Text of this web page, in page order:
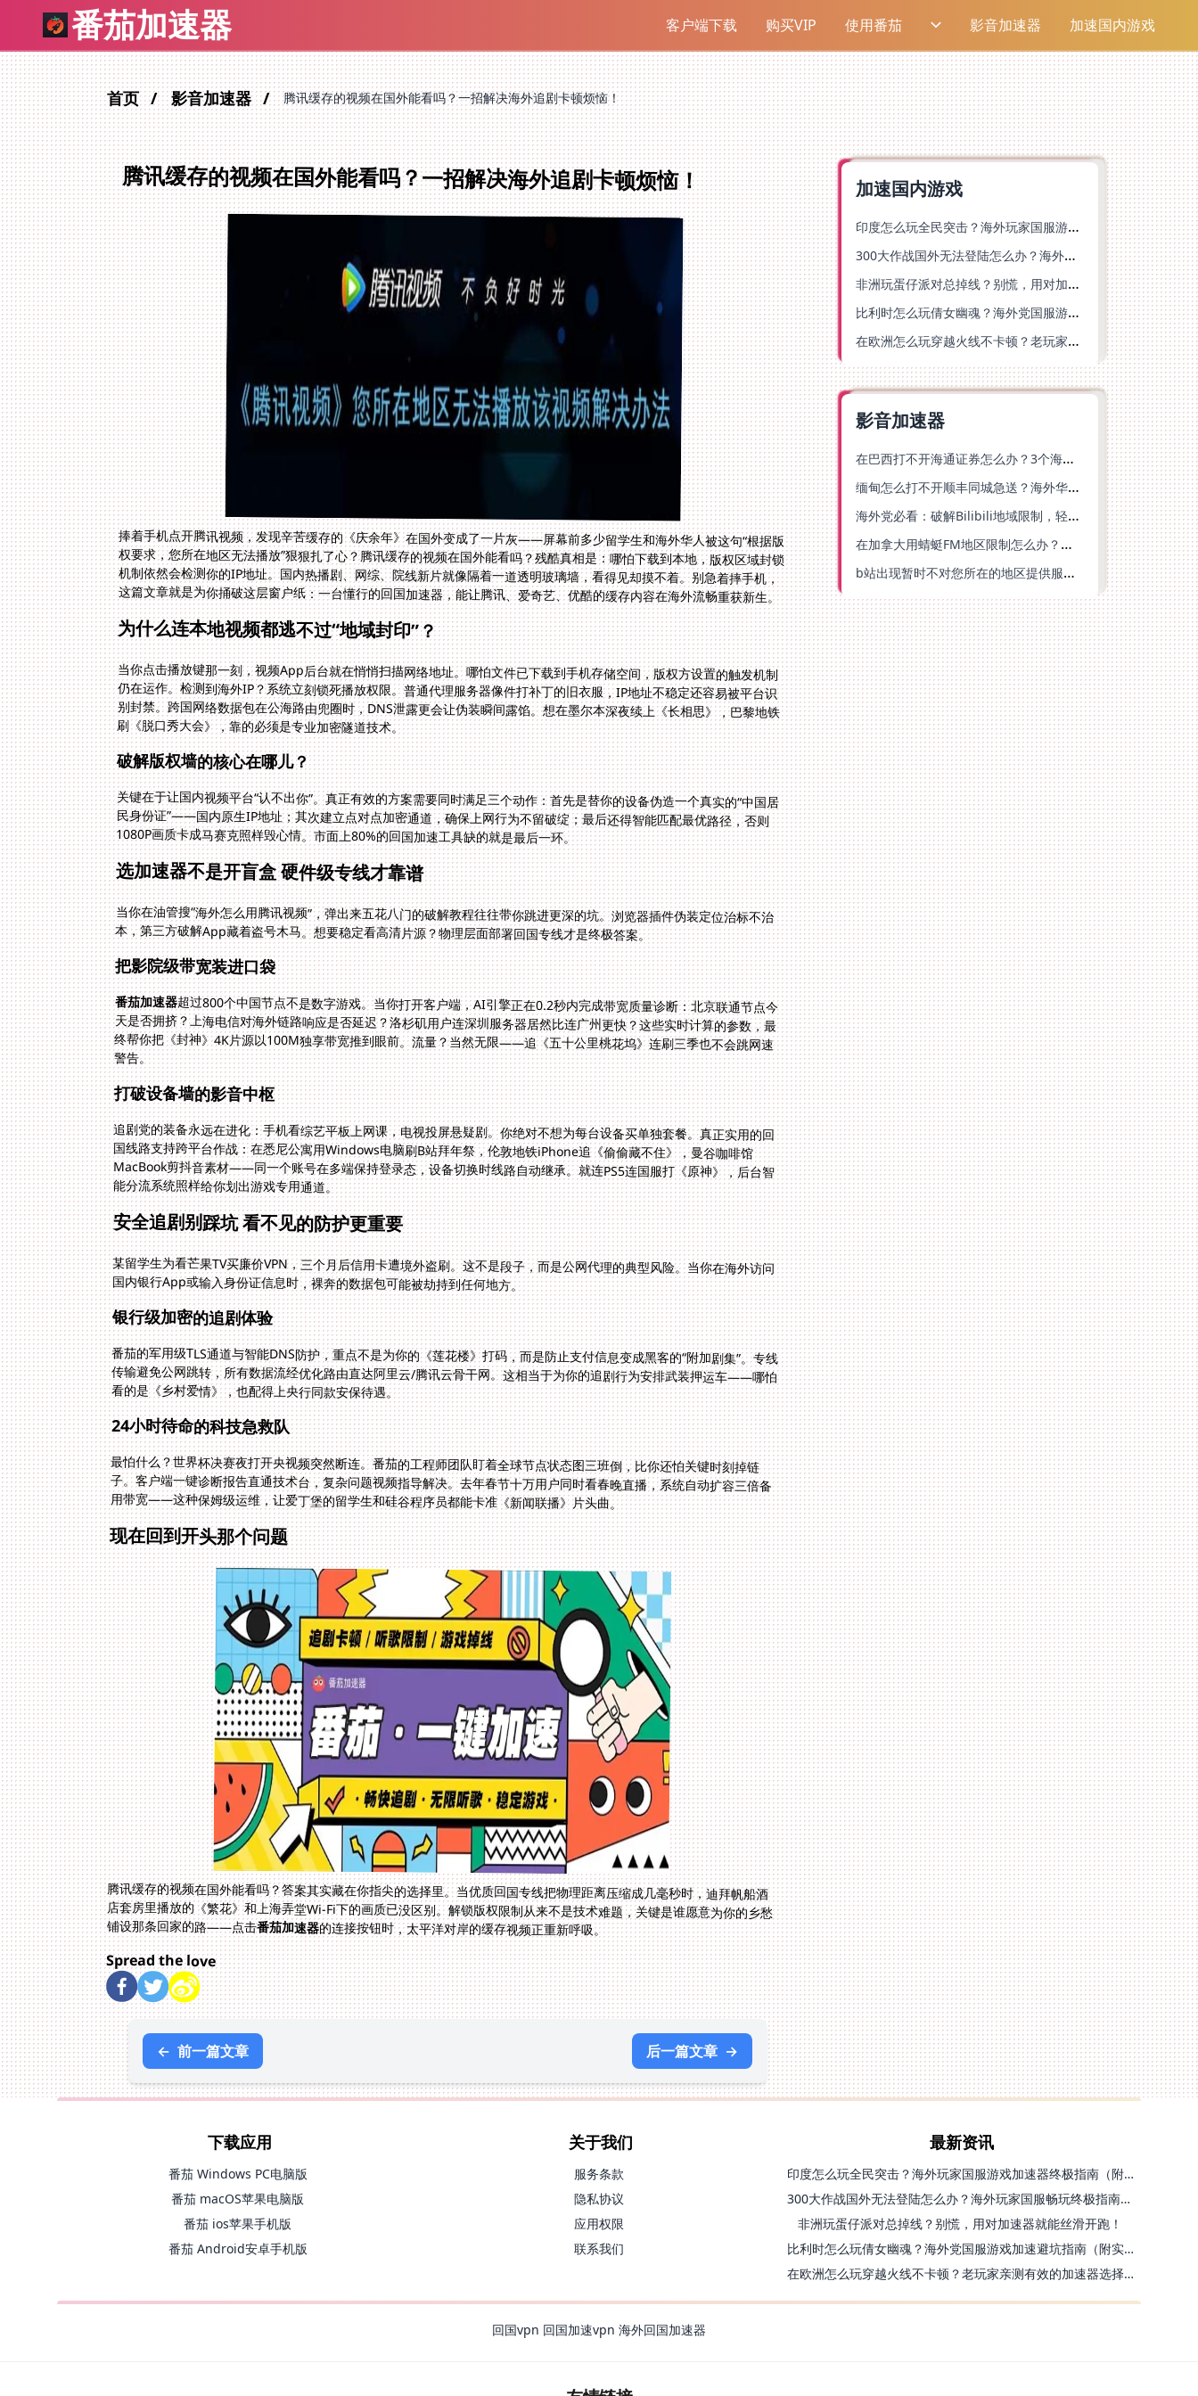
番茄加速器 客户端下载 购买VIP 使用番茄 影音加速器 加速国内游戏
首页 影音加速器 腾讯缓存的视频在国外能看吗？一招解决海外追剧卡顿烦恼！
腾讯缓存的视频在国外能看吗？一招解决海外追剧卡顿烦恼！
捧着手机点开腾讯视频，发现辛苦缓存的《庆余年》在国外变成了一片灰——屏幕前多少留学生和海外华人被这句“根据版
权要求，您所在地区无法播放”狠狠扎了心？腾讯缓存的视频在国外能看吗？残酷真相是：哪怕下载到本地，版权区域封锁
机制依然会检测你的IP地址。国内热播剧、网综、院线新片就像隔着一道透明玻璃墙，看得见却摸不着。别急着摔手机，
这篇文章就是为你捅破这层窗户纸：一台懂行的回国加速器，能让腾讯、爱奇艺、优酷的缓存内容在海外流畅重获新生。
为什么连本地视频都逃不过“地域封印”？
当你点击播放键那一刻，视频App后台就在悄悄扫描网络地址。哪怕文件已下载到手机存储空间，版权方设置的触发机制
仍在运作。检测到海外IP？系统立刻锁死播放权限。普通代理服务器像件打补丁的旧衣服，IP地址不稳定还容易被平台识
别封禁。跨国网络数据包在公海路由兜圈时，DNS泄露更会让伪装瞬间露馅。想在墨尔本深夜续上《长相思》，巴黎地铁
刷《脱口秀大会》，靠的必须是专业加密隧道技术。
破解版权墙的核心在哪儿？
关键在于让国内视频平台“认不出你”。真正有效的方案需要同时满足三个动作：首先是替你的设备伪造一个真实的“中国居
民身份证”——国内原生IP地址；其次建立点对点加密通道，确保上网行为不留破绽；最后还得智能匹配最优路径，否则
1080P画质卡成马赛克照样毁心情。市面上80%的回国加速工具缺的就是最后一环。
选加速器不是开盲盒 硬件级专线才靠谱
当你在油管搜“海外怎么用腾讯视频”，弹出来五花八门的破解教程往往带你跳进更深的坑。浏览器插件伪装定位治标不治
本，第三方破解App藏着盗号木马。想要稳定看高清片源？物理层面部署回国专线才是终极答案。
把影院级带宽装进口袋
番茄加速器超过800个中国节点不是数字游戏。当你打开客户端，AI引擎正在0.2秒内完成带宽质量诊断：北京联通节点今
天是否拥挤？上海电信对海外链路响应是否延迟？洛杉矶用户连深圳服务器居然比连广州更快？这些实时计算的参数，最
终帮你把《封神》4K片源以100M独享带宽推到眼前。流量？当然无限——追《五十公里桃花坞》连刷三季也不会跳网速
警告。
打破设备墙的影音中枢
追剧党的装备永远在进化：手机看综艺平板上网课，电视投屏悬疑剧。你绝对不想为每台设备买单独套餐。真正实用的回
国线路支持跨平台作战：在悉尼公寓用Windows电脑刷B站拜年祭，伦敦地铁iPhone追《偷偷藏不住》，曼谷咖啡馆
MacBook剪抖音素材——同一个账号在多端保持登录态，设备切换时线路自动继承。就连PS5连国服打《原神》，后台智
能分流系统照样给你划出游戏专用通道。
安全追剧别踩坑 看不见的防护更重要
某留学生为看芒果TV买廉价VPN，三个月后信用卡遭境外盗刷。这不是段子，而是公网代理的典型风险。当你在海外访问
国内银行App或输入身份证信息时，裸奔的数据包可能被劫持到任何地方。
银行级加密的追剧体验
番茄的军用级TLS通道与智能DNS防护，重点不是为你的《莲花楼》打码，而是防止支付信息变成黑客的“附加剧集”。专线
传输避免公网跳转，所有数据流经优化路由直达阿里云/腾讯云骨干网。这相当于为你的追剧行为安排武装押运车——哪怕
看的是《乡村爱情》，也配得上央行同款安保待遇。
24小时待命的科技急救队
最怕什么？世界杯决赛夜打开央视频突然断连。番茄的工程师团队盯着全球节点状态图三班倒，比你还怕关键时刻掉链
子。客户端一键诊断报告直通技术台，复杂问题视频指导解决。去年春节十万用户同时看春晚直播，系统自动扩容三倍备
用带宽——这种保姆级运维，让爱丁堡的留学生和硅谷程序员都能卡准《新闻联播》片头曲。
现在回到开头那个问题
腾讯缓存的视频在国外能看吗？答案其实藏在你指尖的选择里。当优质回国专线把物理距离压缩成几毫秒时，迪拜帆船酒
店套房里播放的《繁花》和上海弄堂Wi-Fi下的画质已没区别。解锁版权限制从来不是技术难题，关键是谁愿意为你的乡愁
铺设那条回家的路——点击番茄加速器的连接按钮时，太平洋对岸的缓存视频正重新呼吸。
Spread the love
← 前一篇文章 后一篇文章 →
加速国内游戏
印度怎么玩全民突击？海外玩家国服游戏加速器终极指南（附原神延迟优化+精灵之境加速器选择）
300大作战国外无法登陆怎么办？海外玩家国服畅玩终极指南（附实测推荐）
非洲玩蛋仔派对总掉线？别慌，用对加速器就能丝滑开跑！
比利时怎么玩倩女幽魂？海外党国服游戏加速避坑指南（附实测推荐）
在欧洲怎么玩穿越火线不卡顿？老玩家亲测有效的加速器选择指南
影音加速器
在巴西打不开海通证券怎么办？3个海外生活痛点的统一解决方案
缅甸怎么打不开顺丰同城急送？海外华人必备的回国加速指南（附B站会员游戏解决方案）
海外党必看：破解Bilibili地域限制，轻松追剧听歌还能流畅理财的实用指南
在加拿大用蜻蜓FM地区限制怎么办？海外党亲测有效的回国加速方案
b站出现暂时不对您所在的地区提供服务怎么回事？海外党亲测有效的回国加速方案
下载应用
番茄 Windows PC电脑版
番茄 macOS苹果电脑版
番茄 ios苹果手机版
番茄 Android安卓手机版
关于我们
服务条款
隐私协议
应用权限
联系我们
最新资讯
印度怎么玩全民突击？海外玩家国服游戏加速器终极指南（附原神延迟优化+精灵之境加速器选择）
300大作战国外无法登陆怎么办？海外玩家国服畅玩终极指南（附实测推荐）
非洲玩蛋仔派对总掉线？别慌，用对加速器就能丝滑开跑！
比利时怎么玩倩女幽魂？海外党国服游戏加速避坑指南（附实测推荐）
在欧洲怎么玩穿越火线不卡顿？老玩家亲测有效的加速器选择指南
回国vpn 回国加速vpn 海外回国加速器